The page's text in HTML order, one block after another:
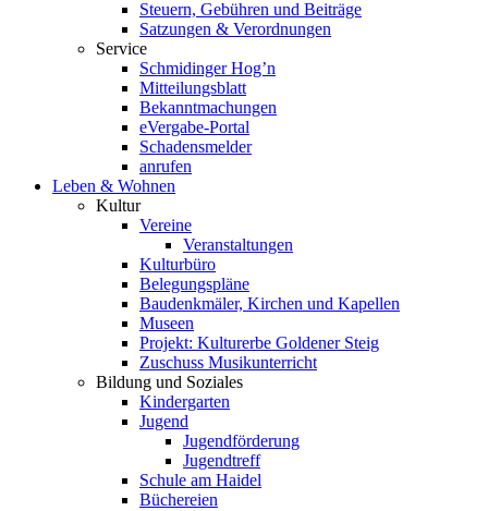
Steuern, Gebühren und Beiträge
Satzungen & Verordnungen
Service
Schmidinger Hog’n
Mitteilungsblatt
Bekanntmachungen
eVergabe-Portal
Schadensmelder
anrufen
Leben & Wohnen
Kultur
Vereine
Veranstaltungen
Kulturbüro
Belegungspläne
Baudenkmäler, Kirchen und Kapellen
Museen
Projekt: Kulturerbe Goldener Steig
Zuschuss Musikunterricht
Bildung und Soziales
Kindergarten
Jugend
Jugendförderung
Jugendtreff
Schule am Haidel
Büchereien